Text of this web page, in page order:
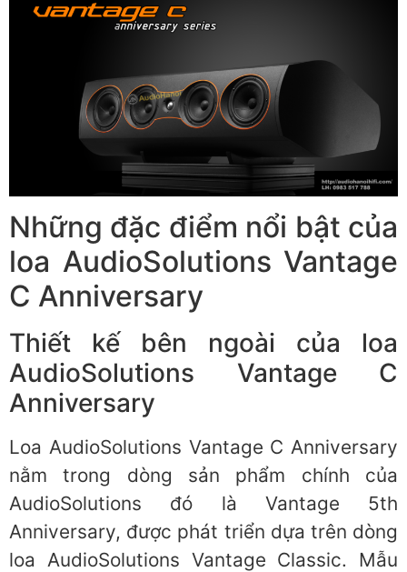
Những đặc điểm nổi bật của
loa AudioSolutions Vantage
C Anniversary
Thiết kế bên ngoài của loa
AudioSolutions Vantage C
Anniversary
Loa AudioSolutions Vantage C Anniversary
nằm trong dòng sản phẩm chính của
AudioSolutions đó là Vantage 5th
Anniversary, được phát triển dựa trên dòng
loa AudioSolutions Vantage Classic. Mẫu